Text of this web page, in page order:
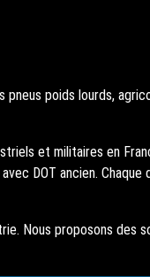
poids lourds,
et militaires en
DOT ancien.
Nous proposons des